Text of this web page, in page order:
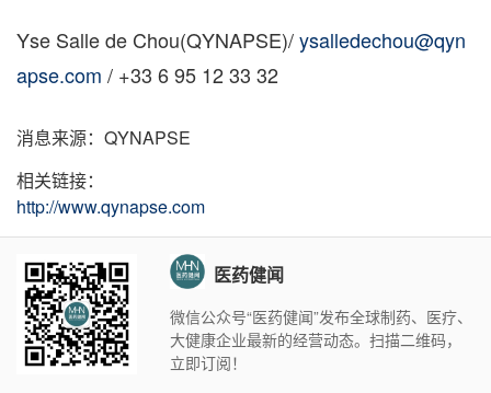
Yse Salle de Chou(QYNAPSE)/ysalledechou@qyn
apse.com / +33 6 95 12 33 32
消息来源：QYNAPSE
相关链接：
http://www.qynapse.com
医药健闻
微信公众号“医药健闻”发布全球制药、医疗、
大健康企业最新的经营动态。扫描二维码，
立即订阅！